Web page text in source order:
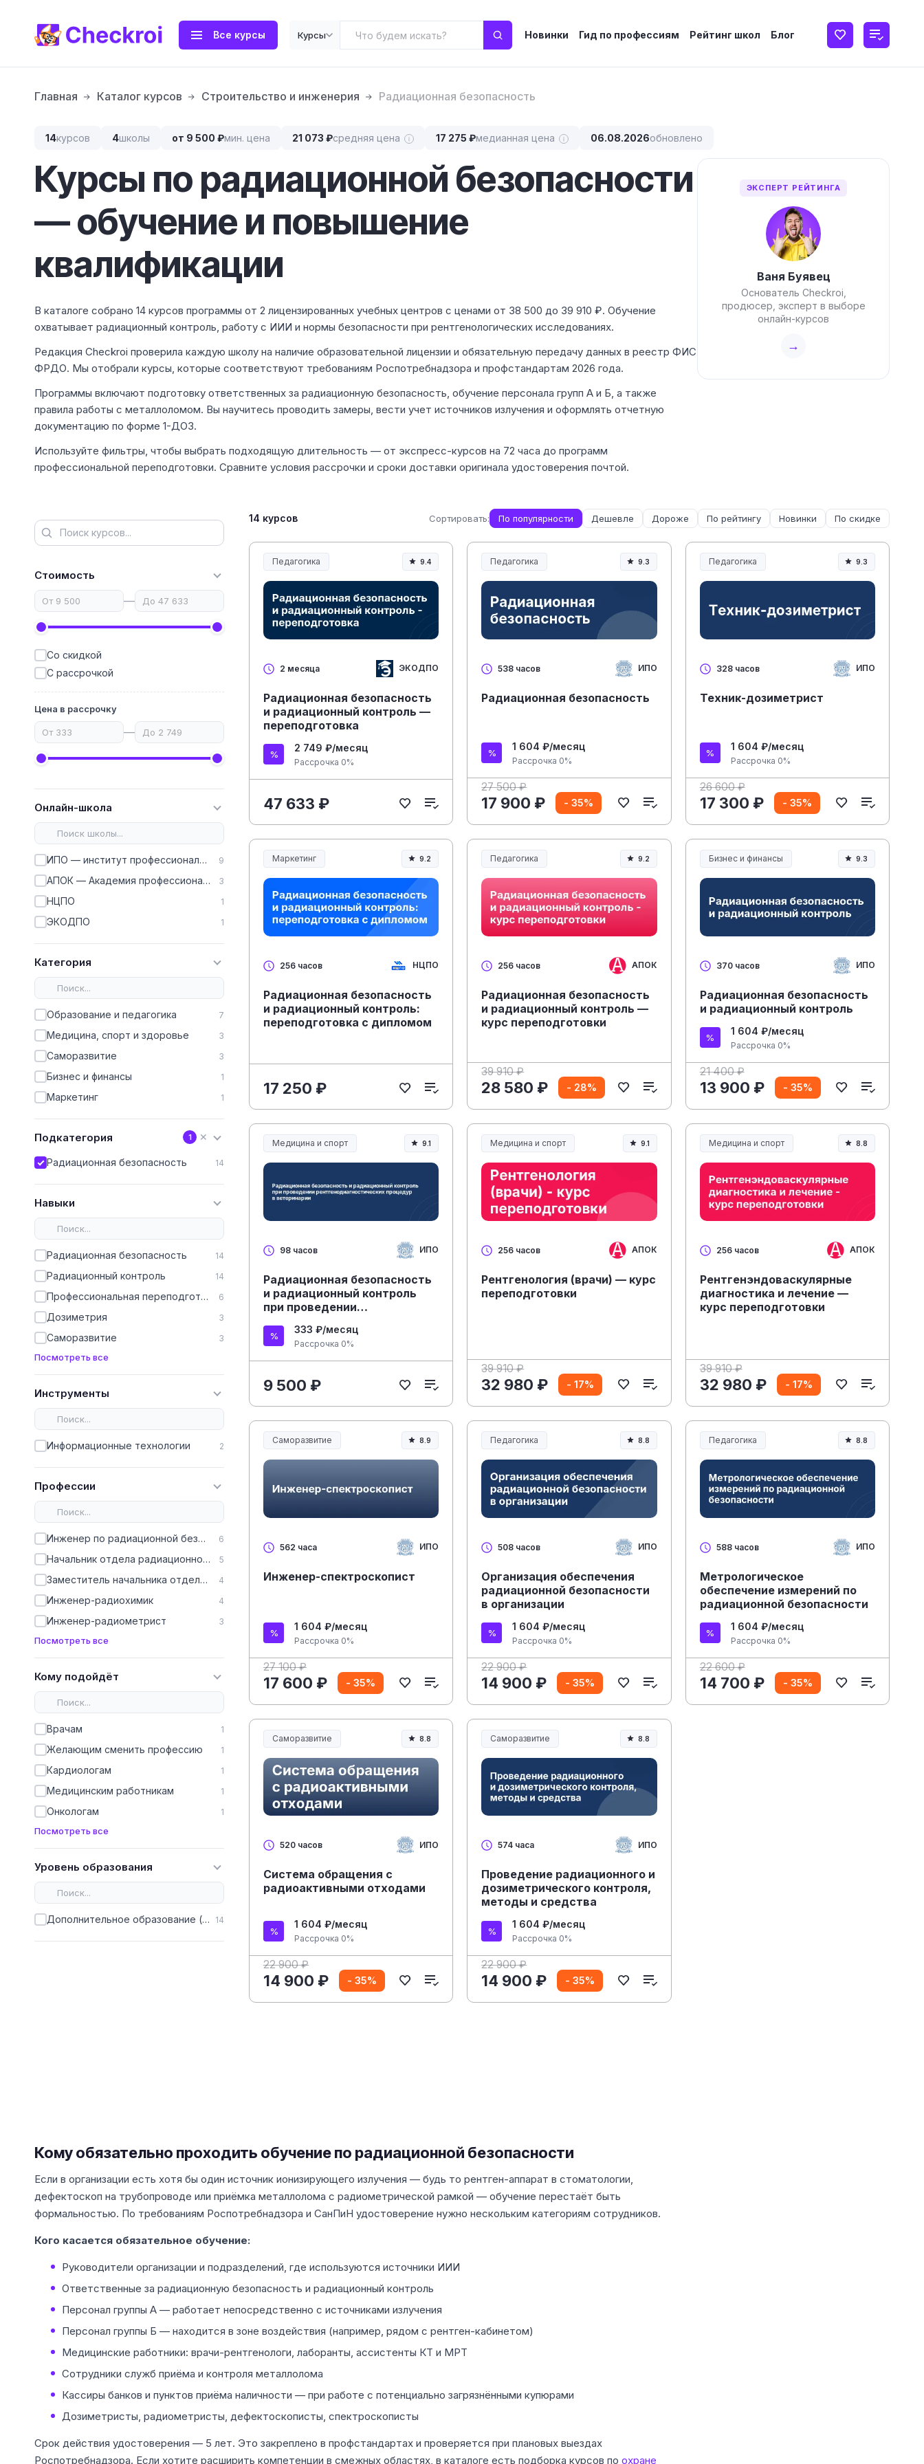
Все курсы Курсы Новинки Гид по профессиям Рейтинг школ Блог
Главная Каталог курсов Строительство и инженерия Радиационная безопасность
14курсов 4школы от 9 500 ₽мин. цена 21 073 ₽средняя цена 17 275 ₽медианная цена 06.08.2026обновлено
Курсы по радиационной безопасности
— обучение и повышение
квалификации
В каталоге собрано 14 курсов программы от 2 лицензированных учебных центров с ценами от 38 500 до 39 910 ₽. Обучение
охватывает радиационный контроль, работу с ИИИ и нормы безопасности при рентгенологических исследованиях.
Редакция Checkroi проверила каждую школу на наличие образовательной лицензии и обязательную передачу данных в реестр ФИС
ФРДО. Мы отобрали курсы, которые соответствуют требованиям Роспотребнадзора и профстандартам 2026 года.
Программы включают подготовку ответственных за радиационную безопасность, обучение персонала групп А и Б, а также
правила работы с металлоломом. Вы научитесь проводить замеры, вести учет источников излучения и оформлять отчетную
документацию по форме 1-ДОЗ.
Используйте фильтры, чтобы выбрать подходящую длительность — от экспресс-курсов на 72 часа до программ
профессиональной переподготовки. Сравните условия рассрочки и сроки доставки оригинала удостоверения почтой.
ЭКСПЕРТ РЕЙТИНГА
Ваня Буявец
Основатель Checkroi,
продюсер, эксперт в выборе
онлайн-курсов
→
Стоимость
—
Со скидкой
С рассрочкой
Цена в рассрочку
—
Онлайн-школа
ИПО — институт профессионального образования 9
АПОК — Академия профессионального образования кадров 3
НЦПО 1
ЭКОДПО 1
Категория
Образование и педагогика 7
Медицина, спорт и здоровье 3
Саморазвитие 3
Бизнес и финансы 1
Маркетинг 1
Подкатегория 1 ✕
Радиационная безопасность 14
Навыки
Радиационная безопасность 14
Радиационный контроль 14
Профессиональная переподготовка 6
Дозиметрия 3
Саморазвитие 3
Посмотреть все
Инструменты
Информационные технологии 2
Профессии
Инженер по радиационной безопасности и контролю 6
Начальник отдела радиационной безопасности 5
Заместитель начальника отдела радиационной безопасности 4
Инженер-радиохимик 4
Инженер-радиометрист 3
Посмотреть все
Кому подойдёт
Врачам 1
Желающим сменить профессию 1
Кардиологам 1
Медицинским работникам 1
Онкологам 1
Посмотреть все
Уровень образования
Дополнительное образование (ДПО) 14
14 курсов Сортировать: По популярности Дешевле Дороже По рейтингу Новинки По скидке
Педагогика
Образование и педагогика
9.4
2 месяца ЭКОДПО
Радиационная безопасность
и радиационный контроль —
переподготовка
2 749 ₽/месяц
Рассрочка 0%
47 633 ₽
Педагогика
Образование и педагогика
9.3
538 часов ИПО
Радиационная безопасность
1 604 ₽/месяц
Рассрочка 0%
27 500 ₽
17 900 ₽ - 35%
Педагогика
Образование и педагогика
9.3
328 часов ИПО
Техник-дозиметрист
1 604 ₽/месяц
Рассрочка 0%
26 600 ₽
17 300 ₽ - 35%
Маркетинг 9.2
256 часов НЦПО
Радиационная безопасность
и радиационный контроль:
переподготовка с дипломом
17 250 ₽
Педагогика
Образование и педагогика
9.2
256 часов АПОК
Радиационная безопасность
и радиационный контроль —
курс переподготовки
39 910 ₽
28 580 ₽ - 28%
Бизнес и финансы 9.3
370 часов ИПО
Радиационная безопасность
и радиационный контроль
1 604 ₽/месяц
Рассрочка 0%
21 400 ₽
13 900 ₽ - 35%
Медицина и спорт
Медицина, спорт и здоровье
9.1
98 часов ИПО
Радиационная безопасность
и радиационный контроль
при проведении
процедур в ветеринарии
333 ₽/месяц
Рассрочка 0%
9 500 ₽
Медицина и спорт
Медицина, спорт и здоровье
9.1
256 часов АПОК
Рентгенология (врачи) — курс
переподготовки
39 910 ₽
32 980 ₽ - 17%
Медицина и спорт
Медицина, спорт и здоровье
8.8
256 часов АПОК
Рентгенэндоваскулярные
диагностика и лечение —
курс переподготовки
39 910 ₽
32 980 ₽ - 17%
Саморазвитие 8.9
562 часа ИПО
Инженер-спектроскопист
1 604 ₽/месяц
Рассрочка 0%
27 100 ₽
17 600 ₽ - 35%
Педагогика
Образование и педагогика
8.8
508 часов ИПО
Организация обеспечения
радиационной безопасности
в организации
1 604 ₽/месяц
Рассрочка 0%
22 900 ₽
14 900 ₽ - 35%
Педагогика
Образование и педагогика
8.8
588 часов ИПО
Метрологическое
обеспечение измерений по
радиационной безопасности
1 604 ₽/месяц
Рассрочка 0%
22 600 ₽
14 700 ₽ - 35%
Саморазвитие 8.8
520 часов ИПО
Система обращения с
радиоактивными отходами
1 604 ₽/месяц
Рассрочка 0%
22 900 ₽
14 900 ₽ - 35%
Саморазвитие 8.8
574 часа ИПО
Проведение радиационного и
дозиметрического контроля,
методы и средства
1 604 ₽/месяц
Рассрочка 0%
22 900 ₽
14 900 ₽ - 35%
Кому обязательно проходить обучение по радиационной безопасности
Если в организации есть хотя бы один источник ионизирующего излучения — будь то рентген-аппарат в стоматологии,
дефектоскоп на трубопроводе или приёмка металлолома с радиометрической рамкой — обучение перестаёт быть
формальностью. По требованиям Роспотребнадзора и СанПиН удостоверение нужно нескольким категориям сотрудников.
Кого касается обязательное обучение:
Руководители организации и подразделений, где используются источники ИИИ
Ответственные за радиационную безопасность и радиационный контроль
Персонал группы А — работает непосредственно с источниками излучения
Персонал группы Б — находится в зоне воздействия (например, рядом с рентген-кабинетом)
Медицинские работники: врачи-рентгенологи, лаборанты, ассистенты КТ и МРТ
Сотрудники служб приёма и контроля металлолома
Кассиры банков и пунктов приёма наличности — при работе с потенциально загрязнёнными купюрами
Дозиметристы, радиометристы, дефектоскописты, спектроскописты
Срок действия удостоверения — 5 лет. Это закреплено в профстандартах и проверяется при плановых выездах
Роспотребнадзора. Если хотите расширить компетенции в смежных областях, в каталоге есть подборка курсов по охране